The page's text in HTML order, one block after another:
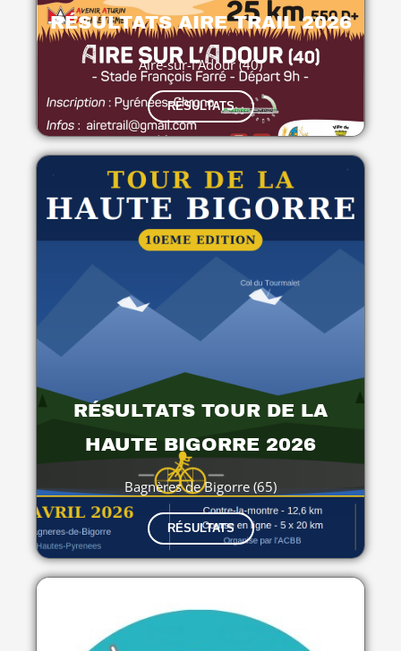
RÉSULTATS AIRE TRAIL 2026
Aire-sur-l'Adour (40)
RÉSULTATS
RÉSULTATS TOUR DE LA
HAUTE BIGORRE 2026
Bagnères de Bigorre (65)
RÉSULTATS